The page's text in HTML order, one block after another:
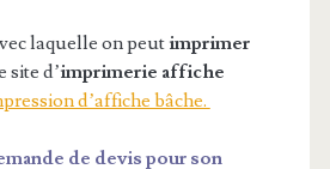
laquelle on peutimprimer
site d’imprimerie affiche
d’affiche bâche.
de devis pour son